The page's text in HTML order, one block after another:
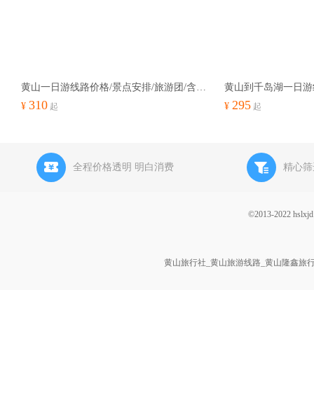
黄山一日游线路价格/景点安排/旅游团/含景区交通车/团购价
¥ 310 起 ¥ 295 起
全程价格透明 明白消费 精心
©2013-2022
黄山旅行社_黄山旅游线路_黄山隆鑫旅